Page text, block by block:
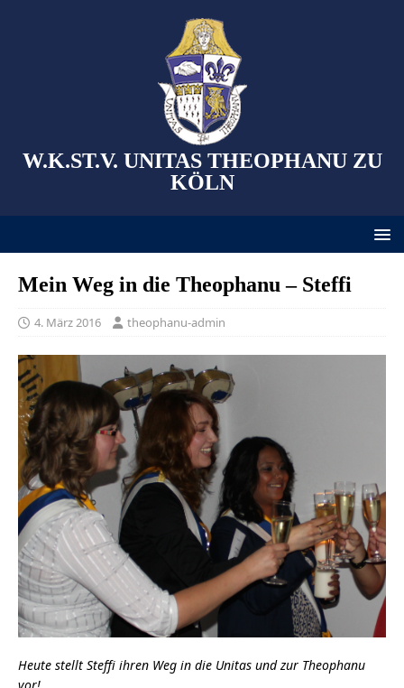
W.K.ST.V. UNITAS THEOPHANU ZU
KÖLN
Mein Weg in die Theophanu – Steffi
4. März 2016 theophanu-admin
Heute stellt Steffi ihren Weg in die Unitas und zur Theophanu